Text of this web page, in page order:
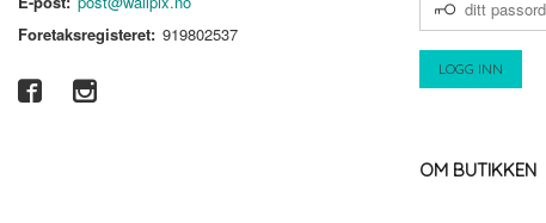
Foretaksregisteret: 919802537
PASSORD
OM BUTIKKEN